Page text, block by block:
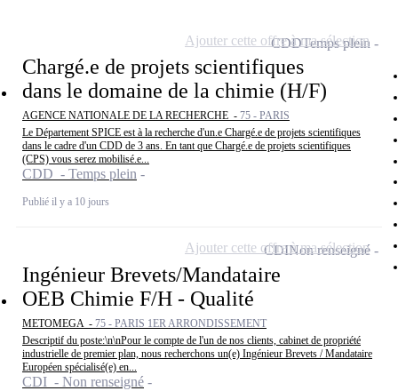
Chargé.e de projets scientifiques
dans le domaine de la chimie (H/F)
AGENCE NATIONALE DE LA RECHERCHE - 75 - PARIS
Le Département SPICE est à la recherche d'un.e Chargé.e de projets scientifiques
dans le cadre d'un CDD de 3 ans. En tant que Chargé.e de projets scientifiques
(CPS) vous serez mobilisé.e...
CDD - Temps plein
Publié il y a 10 jours
CDDTemps plein
Ajouter cette offre à ma sélection
Ingénieur Brevets/Mandataire
OEB Chimie F/H - Qualité
METOMEGA - 75 - PARIS 1ER ARRONDISSEMENT
Descriptif du poste:\n\nPour le compte de l'un de nos clients, cabinet de propriété
industrielle de premier plan, nous recherchons un(e) Ingénieur Brevets / Mandataire
Européen spécialisé(e) en...
CDI - Non renseigné
CDINon renseigné
Ajouter cette offre à ma sélection